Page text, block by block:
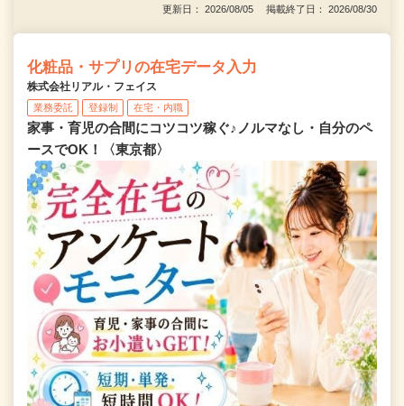
更新日： 2026/08/05 掲載終了日： 2026/08/30
化粧品・サプリの在宅データ入力
株式会社リアル・フェイス
業務委託 登録制 在宅・内職
家事・育児の合間にコツコツ稼ぐ♪ノルマなし・自分のペ
ースでOK！〈東京都〉